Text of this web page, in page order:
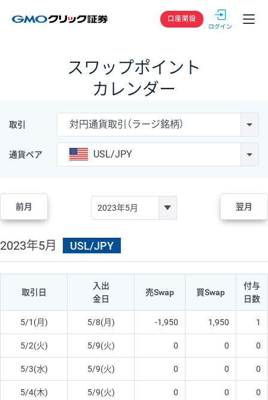
GMOクリック
口座開設
スワップポイント
カレンダー
取引 対円通貨取引（ラージ銘柄）
通貨ペア USL/JPY
前月 翌月
2023年5月 USL/JPY
取引日
入出
金日
売Swap 買Swap
付与
日数
5/1(月) 5/8(月) -1,950 1,950 1
5/2(火) 5/9(火) 0 0 0
5/3(水) 5/9(火) 0 0 0
5/4(木) 5/9(火) 0 0 0